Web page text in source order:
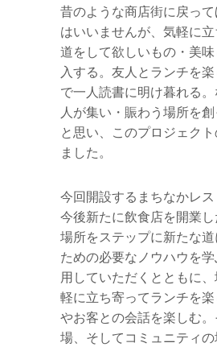
昔のような商店街に戻っ
はいいませんが、気軽に
道をして欲しいもの・美
入する。友人とランチを
で一人読書に明け暮れる
人が集い・賑わう場所を
と思い、このプロジェク
ました。
今回開設するまちなかレス
今後新たに飲食店を開業
場所をステップに新たな道
ための必要なノウハウを
用していただくとともに
軽に立ち寄ってランチを
やお客との会話を楽しむ
場、そしてコミュニティ